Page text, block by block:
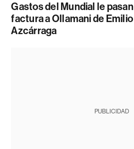
Gastos del Mundial le pasan
factura a Ollamani de Emilio
Azcárraga
PUBLICIDAD